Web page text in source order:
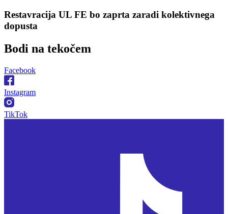
Restavracija UL FE bo zaprta zaradi kolektivnega
dopusta
Bodi na tekočem
Facebook
Instagram
TikTok